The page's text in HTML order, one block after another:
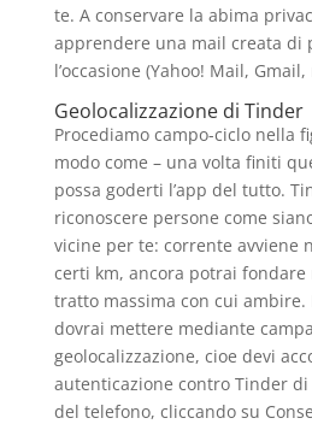
te. A conservare la abima
apprendere una mail creata di
l’occasione (Yahoo! Mail,
Geolocalizzazione di Tinder
Procediamo campo-ciclo nella
modo come – una volta finiti
possa goderti l’app del tutto.
riconoscere persone come
vicine per te: corrente avviene
certi km, ancora potrai
tratto massima con cui ambire.
dovrai mettere mediante
geolocalizzazione, cioe devi
autenticazione contro Tinder
del telefono, cliccando su